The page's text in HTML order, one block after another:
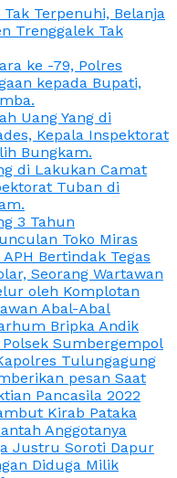
Terpenuhi, Belanja
Trenggalek Tak
ke -79, Polres
kepada Bupati,
Uang Yang di
Kepala Inspektorat
Bungkam.
di Lakukan Camat
Tuban di
3 Tahun
Toko Miras
Bertindak Tegas
Seorang Wartawan
oleh Komplotan
Abal-Abal
Bripka Andik
Sumbergempol
Tulungagung
pesan Saat
Pancasila 2022
Kirab Pataka
Anggotanya
Justru Soroti Dapur
Diduga Milik